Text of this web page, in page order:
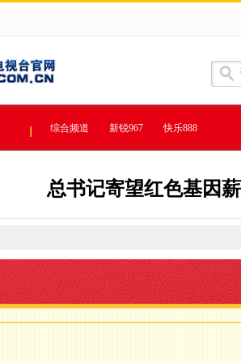
综合频道 新锐967 快乐888
总书记寄望红色基因